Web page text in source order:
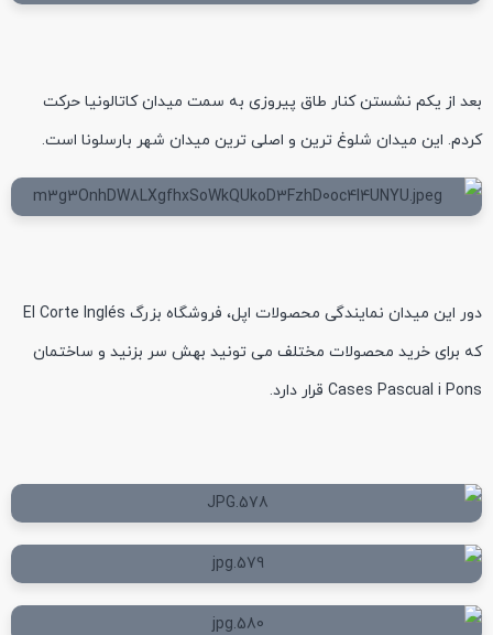
بعد از یکم نشستن کنار طاق پیروزی به سمت میدان کاتالونیا حرکت
کردم. این میدان شلوغ ترین و اصلی ترین میدان شهر بارسلونا است.
دور این میدان نمایندگی محصولات اپل، فروشگاه بزرگ El Corte Inglés
که برای خرید محصولات مختلف می تونید بهش سر بزنید و ساختمان
Cases Pascual i Pons قرار دارد.